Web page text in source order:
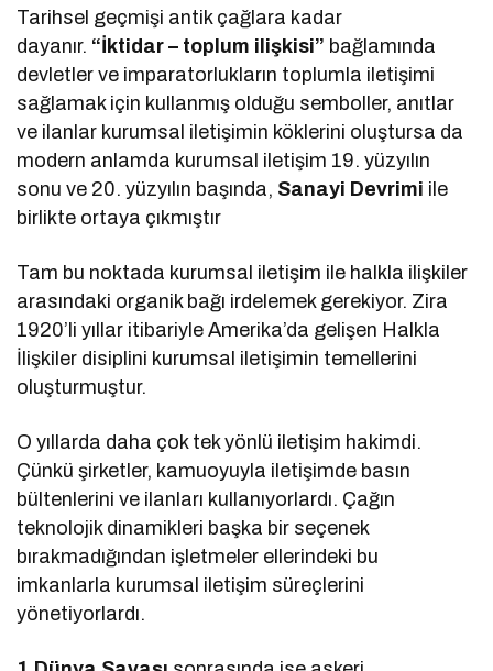
Tarihsel geçmişi antik çağlara kadar
dayanır. “İktidar – toplum ilişkisi” bağlamında
devletler ve imparatorlukların toplumla iletişimi
sağlamak için kullanmış olduğu semboller, anıtlar
ve ilanlar kurumsal iletişimin köklerini oluştursa da
modern anlamda kurumsal iletişim 19. yüzyılın
sonu ve 20. yüzyılın başında, Sanayi Devrimi ile
birlikte ortaya çıkmıştır
Tam bu noktada kurumsal iletişim ile halkla ilişkiler
arasındaki organik bağı irdelemek gerekiyor. Zira
1920’li yıllar itibariyle Amerika’da gelişen Halkla
İlişkiler disiplini kurumsal iletişimin temellerini
oluşturmuştur.
O yıllarda daha çok tek yönlü iletişim hakimdi.
Çünkü şirketler, kamuoyuyla iletişimde basın
bültenlerini ve ilanları kullanıyorlardı. Çağın
teknolojik dinamikleri başka bir seçenek
bırakmadığından işletmeler ellerindeki bu
imkanlarla kurumsal iletişim süreçlerini
yönetiyorlardı.